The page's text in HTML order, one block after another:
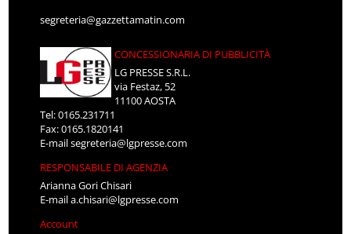
segreteria@gazzettamatin.com
CONCESSIONARIA DI PUBBLICITÀ
LG PRESSE S.R.L.
via Festaz, 52
11100 AOSTA
Tel: 0165.231711
Fax: 0165.1820141
E-mailsegreteria@lgpresse.com
RESPONSABILE DI AGENZIA
Arianna Gori Chisari
E-maila.chisari@lgpresse.com
Account